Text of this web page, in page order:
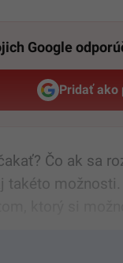
Google
Pridať ako
Čo ak sa
takéto